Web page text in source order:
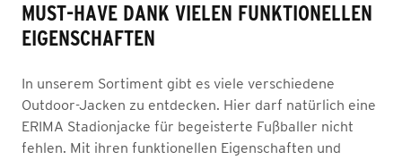
MUST-HAVE DANK VIELEN FUNKTIONELLEN
EIGENSCHAFTEN
In unserem Sortiment gibt es viele verschiedene
Outdoor-Jacken zu entdecken. Hier darf natürlich eine
ERIMA Stadionjacke für begeisterte Fußballer nicht
fehlen. Mit ihren funktionellen Eigenschaften und